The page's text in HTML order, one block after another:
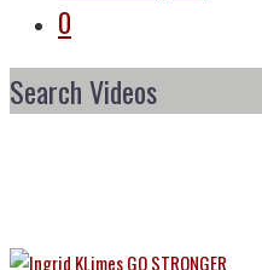
0
Search Videos